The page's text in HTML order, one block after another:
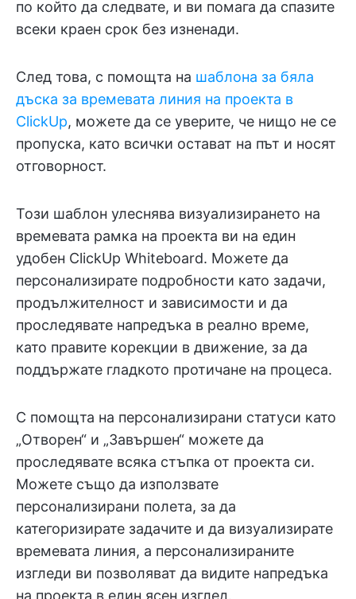
по който да следвате, и ви помага да спазите
всеки краен срок без изненади.
След това, с помощта на шаблона за бяла
дъска за времевата линия на проекта в
ClickUp, можете да се уверите, че нищо не се
пропуска, като всички остават на път и носят
отговорност.
Този шаблон улеснява визуализирането на
времевата рамка на проекта ви на един
удобен ClickUp Whiteboard. Можете да
персонализирате подробности като задачи,
продължителност и зависимости и да
проследявате напредъка в реално време,
като правите корекции в движение, за да
поддържате гладкото протичане на процеса.
С помощта на персонализирани статуси като
„Отворен“ и „Завършен“ можете да
проследявате всяка стъпка от проекта си.
Можете също да използвате
персонализирани полета, за да
категоризирате задачите и да визуализирате
времевата линия, а персонализираните
изгледи ви позволяват да видите напредъка
на проекта в един ясен изглед.